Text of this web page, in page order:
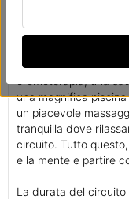
La nostra
godersi un momento
varietà di docce
all'estratto di pino e
cromoterapia, una
una magnifica
un piacevole
tranquilla dove
circuito. Tutto
e la mente e partire
La durata del